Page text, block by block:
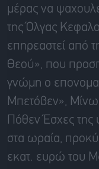
μέρας να
της Όλγας
επηρεαστεί από
Θεού», που
γνώμη ο
Μπετόβεν»,
Πόθεν Έσχες
στα ωραία,
εκατ. ευρώ του